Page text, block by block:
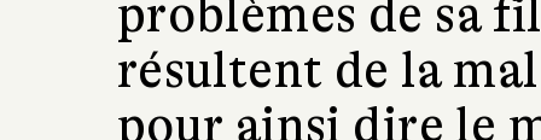
problèmes de sa
résultent de la
pour ainsi dire le